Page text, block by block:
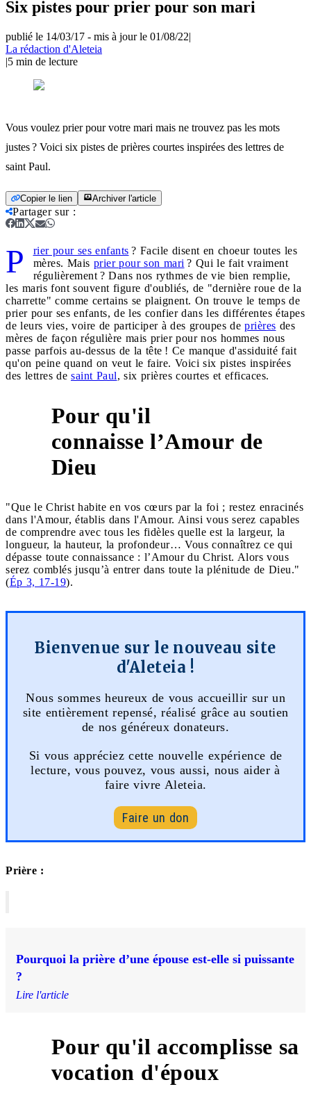
Six pistes pour prier pour son mari
publié le 14/03/17 - mis à jour le 01/08/22|
La rédaction d'Aleteia
|5 min de lecture
Vous voulez prier pour votre mari mais ne trouvez pas les mots
justes ? Voici six pistes de prières courtes inspirées des lettres de
saint Paul.
Copier le lien Archiver l'article
Partager sur:
P rier pour ses enfants ? Facile disent en choeur toutes les
mères. Mais prier pour son mari ? Qui le fait vraiment
régulièrement ? Dans nos rythmes de vie bien remplie,
les maris font souvent figure d'oubliés, de "dernière roue de la
charrette" comme certains se plaignent. On trouve le temps de
prier pour ses enfants, de les confier dans les différentes étapes
de leurs vies, voire de participer à des groupes de prières des
mères de façon régulière mais prier pour nos hommes nous
passe parfois au-dessus de la tête ! Ce manque d'assiduité fait
qu'on peine quand on veut le faire. Voici six pistes inspirées
des lettres de saint Paul, six prières courtes et efficaces.
Pour qu'il
connaisse l’Amour de
Dieu
"Que le Christ habite en vos cœurs par la foi ; restez enracinés
dans l'Amour, établis dans l'Amour. Ainsi vous serez capables
de comprendre avec tous les fidèles quelle est la largeur, la
longueur, la hauteur, la profondeur… Vous connaîtrez ce qui
dépasse toute connaissance : l’Amour du Christ. Alors vous
serez comblés jusqu’à entrer dans toute la plénitude de Dieu."
(Ép 3, 17-19).
Bienvenue sur le nouveau site
d'Aleteia !
Nous sommes heureux de vous accueillir sur un
site entièrement repensé, réalisé grâce au soutien
de nos généreux donateurs.
Si vous appréciez cette nouvelle expérience de
lecture, vous pouvez, vous aussi, nous aider à
faire vivre Aleteia.
Faire un don
Prière :
Pourquoi la prière d’une épouse est-elle si puissante
?
Lire l'article
Pour qu'il accomplisse sa
vocation d'époux